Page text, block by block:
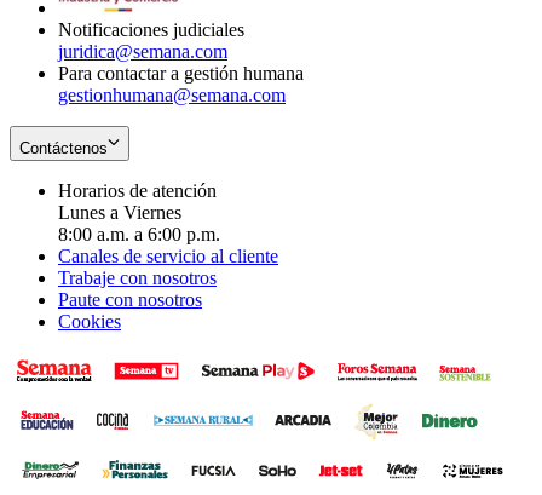
Notificaciones judiciales
juridica@semana.com
Para contactar a gestión humana
gestionhumana@semana.com
Contáctenos
Horarios de atención
Lunes a Viernes
8:00 a.m. a 6:00 p.m.
Canales de servicio al cliente
Trabaje con nosotros
Paute con nosotros
Cookies